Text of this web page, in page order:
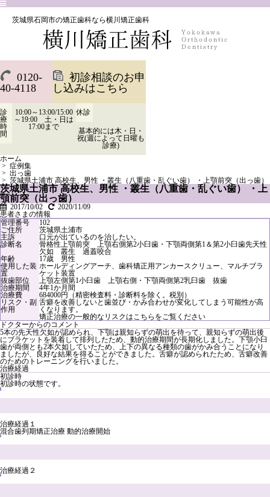
茨城県石岡市の矯正歯科なら横川矯正歯科
0120-
40-4118
初診相談のお申
し込みはこちら
診
療
時
間
10:00～13:00/15:00
～19:00 土・日は
17:00まで
休診
基本的には木・日・
祝(週によって日曜も
診療)
ホーム
> 症例集
> 出っ歯
> 茨城県土浦市 高校生、男性 ・叢生（八重歯・乱ぐい歯） ・上顎前突（出っ歯）
茨城県土浦市 高校生、男性 ・叢生（八重歯・乱ぐい歯） ・上
顎前突（出っ歯）
2017/10/02
2020/11/09
患者さまの情報
管理番号
102
ご住所
茨城県土浦市
主訴
口元が出ているのを治したい。
診断名
骨格性上顎前突 上顎右側第2小臼歯・下顎両側第1＆第2小臼歯先天性
欠如 叢生 過蓋咬合
年齢
17歳 男性
使用した装
置
ホールディングアーチ、歯科矯正用アンカースクリュー、マルチブラ
ケット装置
抜歯部位
上顎左側第1小臼歯 上顎右側・下顎両側第2乳臼歯 抜歯
治療期間
4年1か月間
治療費
684000円（精密検査料・診断料を除く。税別）
リスク・副
作用
舌癖を改善しないと歯並び・かみ合わせが変化してしまう可能性が高
くなります。
矯正治療の一般的なリスクはこちら をご覧ください
ドクターからのコメント
5本の先天性欠如が認められ、下顎は親知らずの萌出を待って、親知らずの萌出後
にブラケットを装着して排列したため、動的治療期間が長期化しました。下顎小臼
歯が両側とも2本欠如していたため、上下の異なる種類の歯がかみ合うことになり
ましたが、良好な結果を得ることができました。舌癖が認められたため、舌癖改善
のためのトレーニングを行いました。
治療経過
初診時
初診時の状態です。
治療経過１
混合歯列期矯正治療 動的治療開始
治療経過２